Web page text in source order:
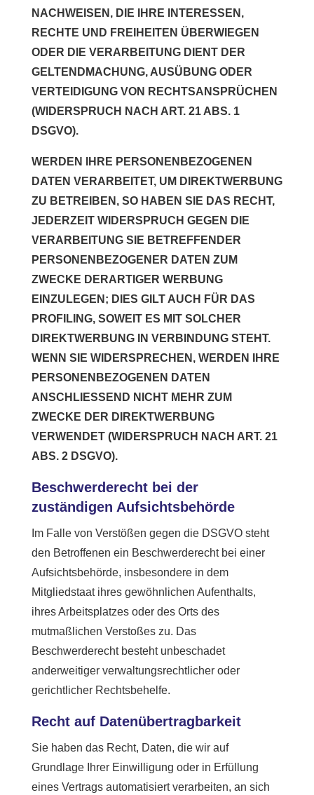
NACHWEISEN, DIE IHRE INTERESSEN,
RECHTE UND FREIHEITEN ÜBERWIEGEN
ODER DIE VERARBEITUNG DIENT DER
GELTENDMACHUNG, AUSÜBUNG ODER
VERTEIDIGUNG VON RECHTSANSPRÜCHEN
(WIDERSPRUCH NACH ART. 21 ABS. 1
DSGVO).
WERDEN IHRE PERSONENBEZOGENEN
DATEN VERARBEITET, UM DIREKTWERBUNG
ZU BETREIBEN, SO HABEN SIE DAS RECHT,
JEDERZEIT WIDERSPRUCH GEGEN DIE
VERARBEITUNG SIE BETREFFENDER
PERSONENBEZOGENER DATEN ZUM
ZWECKE DERARTIGER WERBUNG
EINZULEGEN; DIES GILT AUCH FÜR DAS
PROFILING, SOWEIT ES MIT SOLCHER
DIREKTWERBUNG IN VERBINDUNG STEHT.
WENN SIE WIDERSPRECHEN, WERDEN IHRE
PERSONENBEZOGENEN DATEN
ANSCHLIESSEND NICHT MEHR ZUM
ZWECKE DER DIREKTWERBUNG
VERWENDET (WIDERSPRUCH NACH ART. 21
ABS. 2 DSGVO).
Beschwerde­recht bei der
zuständigen Aufsichts­behörde
Im Falle von Verstößen gegen die DSGVO steht
den Betroffenen ein Beschwerderecht bei einer
Aufsichtsbehörde, insbesondere in dem
Mitgliedstaat ihres gewöhnlichen Aufenthalts,
ihres Arbeitsplatzes oder des Orts des
mutmaßlichen Verstoßes zu. Das
Beschwerderecht besteht unbeschadet
anderweitiger verwaltungsrechtlicher oder
gerichtlicher Rechtsbehelfe.
Recht auf Daten­übertrag­barkeit
Sie haben das Recht, Daten, die wir auf
Grundlage Ihrer Einwilligung oder in Erfüllung
eines Vertrags automatisiert verarbeiten, an sich